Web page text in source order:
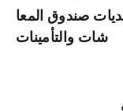
صندوق المعا
شات والتأمينات